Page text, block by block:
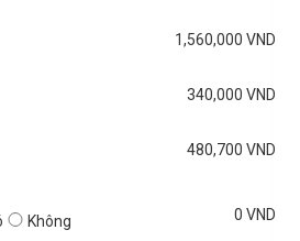
1,560,000 VND
340,000 VND
480,700 VND
Không 0 VND